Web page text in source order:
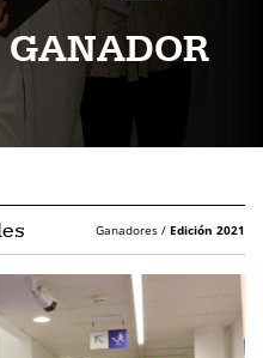
GANADOR
Ganadores / Edición 2021